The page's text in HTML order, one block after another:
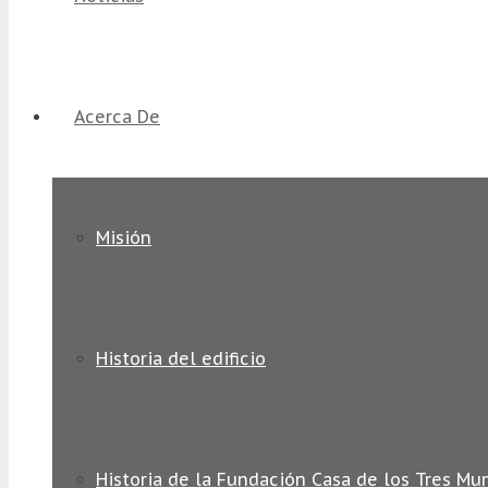
Acerca De
Misión
Historia del edificio
Historia de la Fundación Casa de los Tres